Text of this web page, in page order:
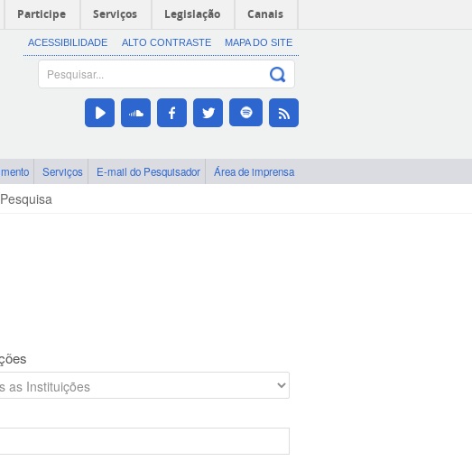
Participe Serviços Legislação Canais
ACESSIBILIDADE ALTO CONTRASTE MAPA DO SITE
Serviços E-mail do Pesquisador Área de imprensa